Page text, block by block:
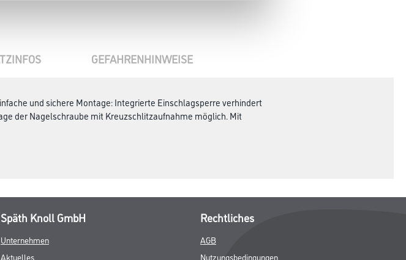
GEFAHRENHINWEISE
und sichere Montage: Integrierte Einschlagsperre verhindert
der Nagelschraube mit Kreuzschlitzaufnahme möglich. Mit
Späth Knoll GmbH
Unternehmen
Aktuelles
Rechtliches
AGB
Nutzungsbedingungen